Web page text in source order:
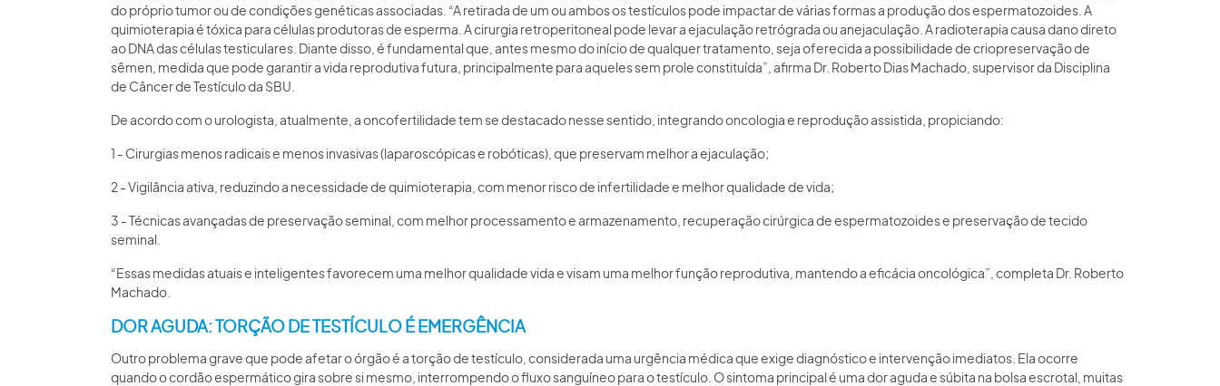
do próprio tumor ou de condições genéticas associadas. “A retirada de um ou ambos os testículos pode impactar de várias formas a produção dos espermatozoides. A
quimioterapia é tóxica para células produtoras de esperma. A cirurgia retroperitoneal pode levar a ejaculação retrógrada ou anejaculação. A radioterapia causa dano direto
ao DNA das células testiculares. Diante disso, é fundamental que, antes mesmo do início de qualquer tratamento, seja oferecida a possibilidade de criopreservação de
sêmen, medida que pode garantir a vida reprodutiva futura, principalmente para aqueles sem prole constituída”, afirma Dr. Roberto Dias Machado, supervisor da Disciplina
de Câncer de Testículo da SBU.
De acordo com o urologista, atualmente, a oncofertilidade tem se destacado nesse sentido, integrando oncologia e reprodução assistida, propiciando:
1 - Cirurgias menos radicais e menos invasivas (laparoscópicas e robóticas), que preservam melhor a ejaculação;
2 - Vigilância ativa, reduzindo a necessidade de quimioterapia, com menor risco de infertilidade e melhor qualidade de vida;
3 - Técnicas avançadas de preservação seminal, com melhor processamento e armazenamento, recuperação cirúrgica de espermatozoides e preservação de tecido
seminal.
“Essas medidas atuais e inteligentes favorecem uma melhor qualidade vida e visam uma melhor função reprodutiva, mantendo a eficácia oncológica”, completa Dr. Roberto
Machado.
DOR AGUDA: TORÇÃO DE TESTÍCULO É EMERGÊNCIA
Outro problema grave que pode afetar o órgão é a torção de testículo, considerada uma urgência médica que exige diagnóstico e intervenção imediatos. Ela ocorre
quando o cordão espermático gira sobre si mesmo, interrompendo o fluxo sanguíneo para o testículo. O sintoma principal é uma dor aguda e súbita na bolsa escrotal, muitas